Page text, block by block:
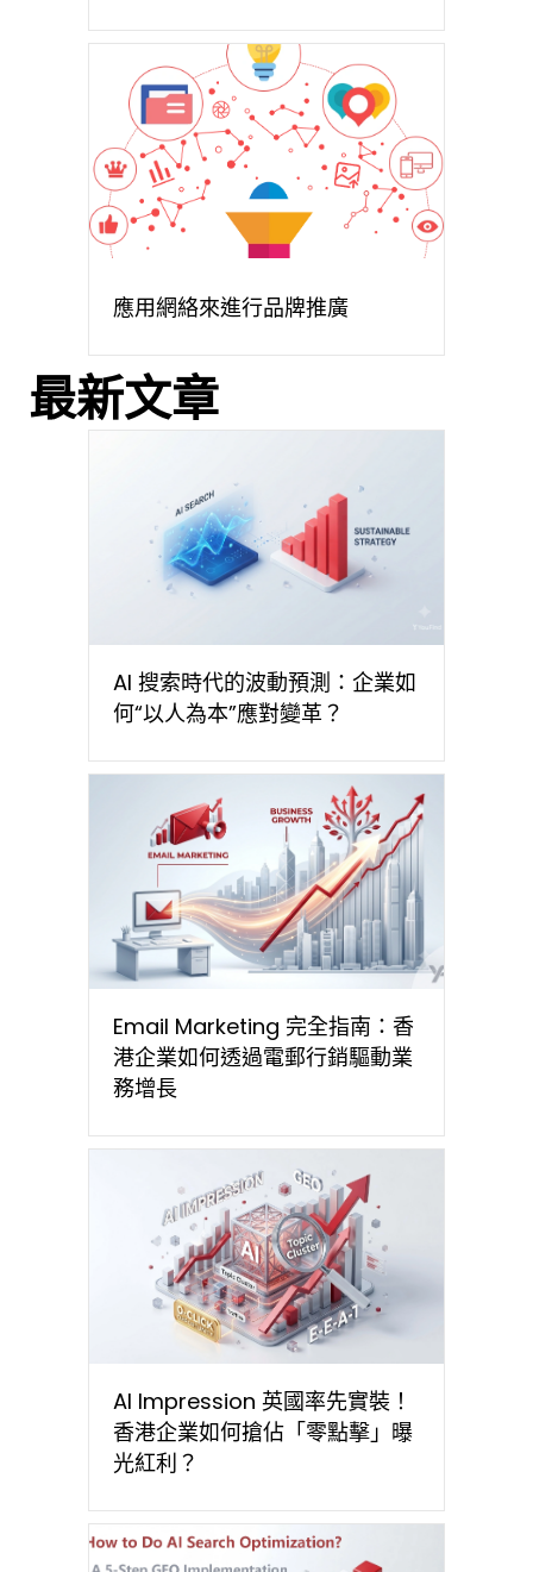
應用網絡來進行品牌推廣
最新文章
AI 搜索時代的波動預測：企業如
何“以人為本”應對變革？
Email Marketing 完全指南：香
港企業如何透過電郵行銷驅動業
務增長
AI Impression 英國率先實裝！
香港企業如何搶佔「零點擊」曝
光紅利？